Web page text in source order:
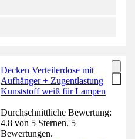
Decken Verteilerdose mit
Aufhänger + Zugentlastung
Kunststoff weiß für Lampen
Durchschnittliche Bewertung:
4.8 von 5 Sternen. 5
Bewertungen.